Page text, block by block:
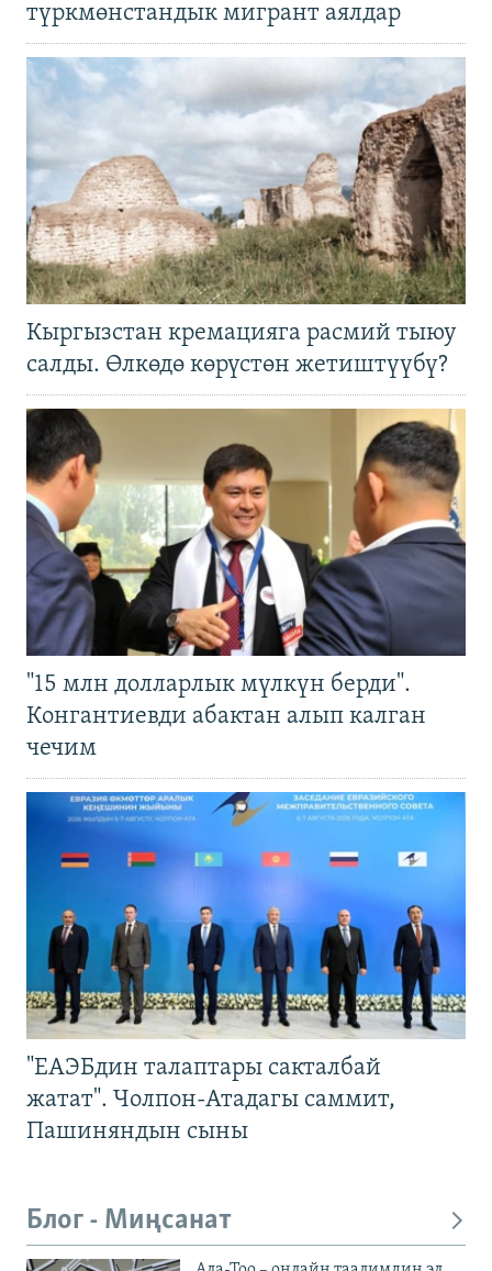
түркмөнстандык мигрант аялдар
Кыргызстан кремацияга расмий тыюу
салды. Өлкөдө көрүстөн жетиштүүбү?
"15 млн долларлык мүлкүн берди".
Конгантиевди абактан алып калган
чечим
"ЕАЭБдин талаптары сакталбай
жатат". Чолпон-Атадагы саммит,
Пашиняндын сыны
Блог - Миңсанат